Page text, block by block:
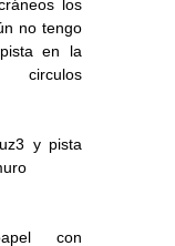
los
no tengo
en la
y pista
con